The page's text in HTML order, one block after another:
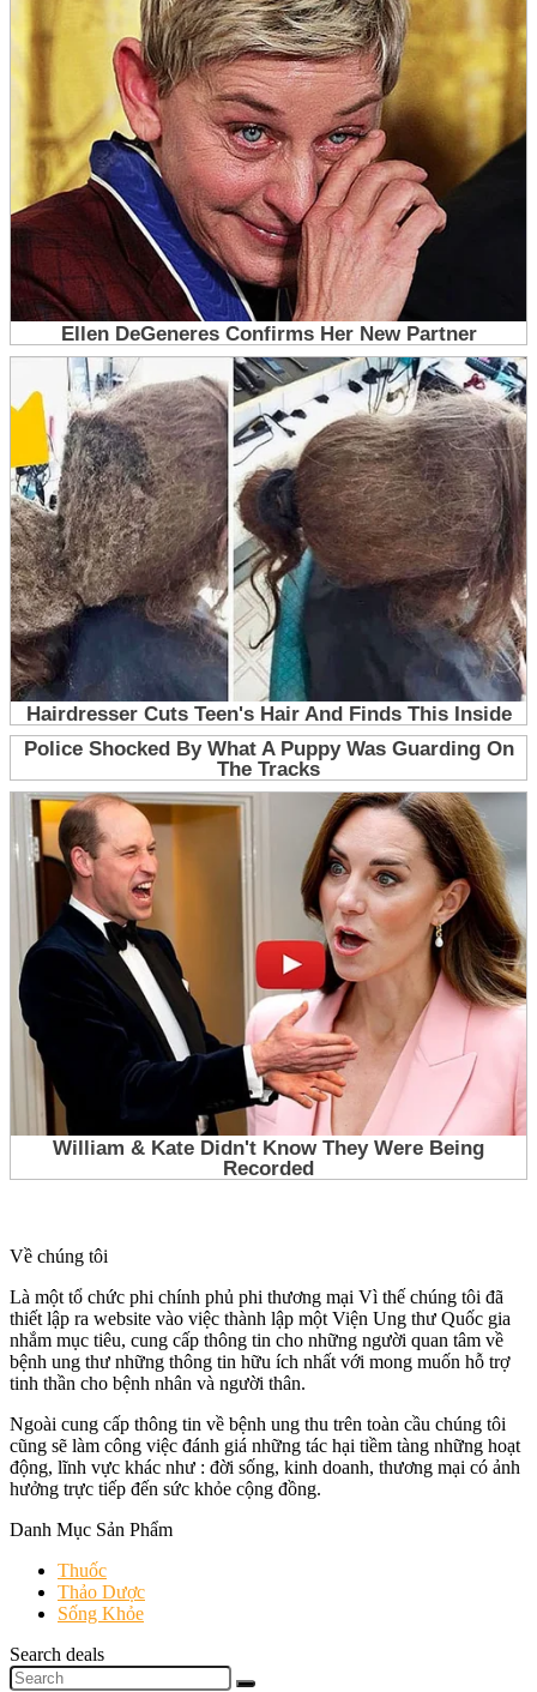
Về chúng tôi
Là một tổ chức phi chính phủ phi thương mại Vì thế chúng tôi đã
thiết lập ra website vào việc thành lập một Viện Ung thư Quốc gia
nhắm mục tiêu, cung cấp thông tin cho những người quan tâm về
bệnh ung thư những thông tin hữu ích nhất với mong muốn hỗ trợ
tinh thần cho bệnh nhân và người thân.
Ngoài cung cấp thông tin về bệnh ung thu trên toàn cầu chúng tôi
cũng sẽ làm công việc đánh giá những tác hại tiềm tàng những hoạt
động, lĩnh vực khác như : đời sống, kinh doanh, thương mại có ảnh
hưởng trực tiếp đến sức khỏe cộng đồng.
Danh Mục Sản Phẩm
Thuốc
Thảo Dược
Sống Khỏe
Search deals